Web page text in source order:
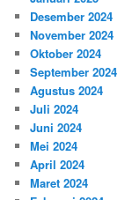
Desember 2024
November 2024
Oktober 2024
September 2024
Agustus 2024
Juli 2024
Juni 2024
Mei 2024
April 2024
Maret 2024